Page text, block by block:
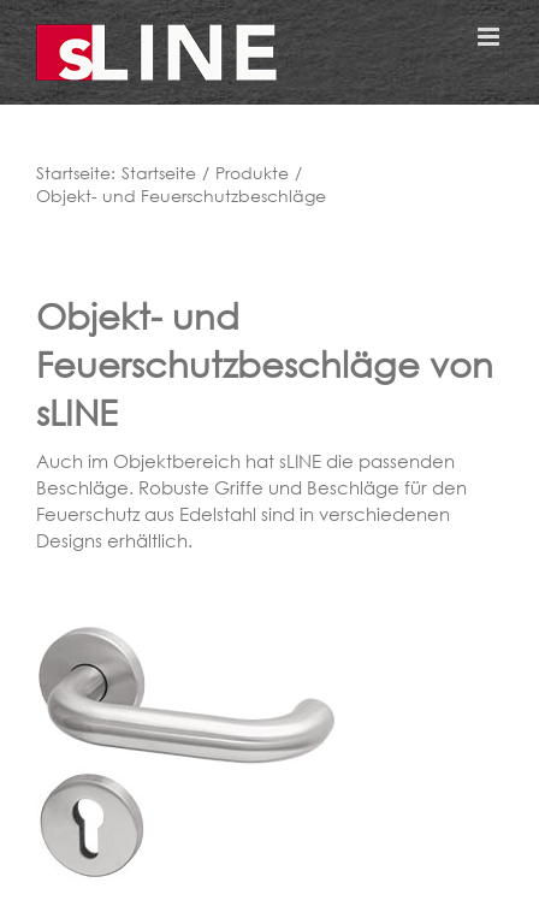
Zum
Inhalt
springen
Startseite: Startseite
Produkte
Objekt- und Feuerschutzbeschläge
Objekt- und
Feuerschutzbeschläge von
sLINE
Auch im Objektbereich hat sLINE die passenden
Beschläge. Robuste Griffe und Beschläge für den
Feuerschutz aus Edelstahl sind in verschiedenen
Designs erhältlich.